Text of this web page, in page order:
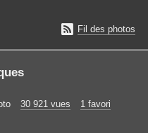
 Fil des photos
30 921 vues 1 favori